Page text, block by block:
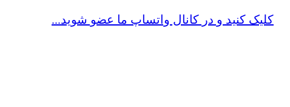
کلیک کنید و در کانال واتساپ ما عضو شوید...